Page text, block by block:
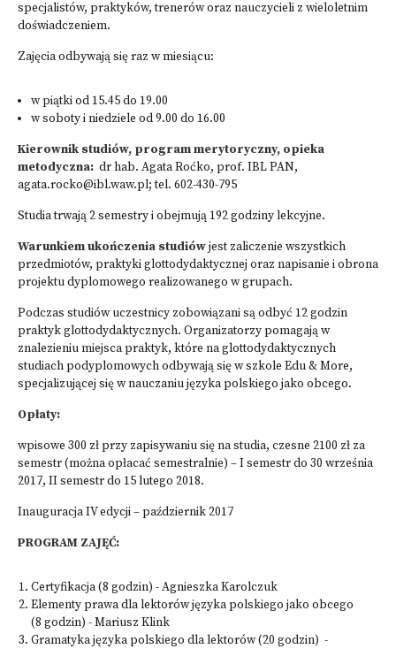
specjalistów, praktyków, trenerów oraz nauczycieli z wieloletnim
doświadczeniem.
Zajęcia odbywają się raz w miesiącu:
w piątki od 15.45 do 19.00
w soboty i niedziele od 9.00 do 16.00
Kierownik studiów, program merytoryczny, opieka
metodyczna: dr hab. Agata Roćko, prof. IBL PAN,
agata.rocko@ibl.waw.pl; tel. 602-430-795
Studia trwają 2 semestry i obejmują 192 godziny lekcyjne.
Warunkiem ukończenia studiówjest zaliczenie wszystkich
przedmiotów, praktyki glottodydaktycznej oraz napisanie i obrona
projektu dyplomowego realizowanego w grupach.
Podczas studiów uczestnicy zobowiązani są odbyć 12 godzin
praktyk glottodydaktycznych. Organizatorzy pomagają w
znalezieniu miejsca praktyk, które na glottodydaktycznych
studiach podyplomowych odbywają się w szkole Edu & More,
specjalizującej się w nauczaniu języka polskiego jako obcego.
Opłaty:
wpisowe 300 zł przy zapisywaniu się na studia, czesne 2100 zł za
semestr (można opłacać semestralnie) – I semestr do 30 września
2017, II semestr do 15 lutego 2018.
Inauguracja IV edycji – październik 2017
PROGRAM ZAJĘĆ:
Certyfikacja (8 godzin) - Agnieszka Karolczuk
Elementy prawa dla lektorów języka polskiego jako obcego
(8 godzin) - Mariusz Klink
Gramatyka języka polskiego dla lektorów (20 godzin) -